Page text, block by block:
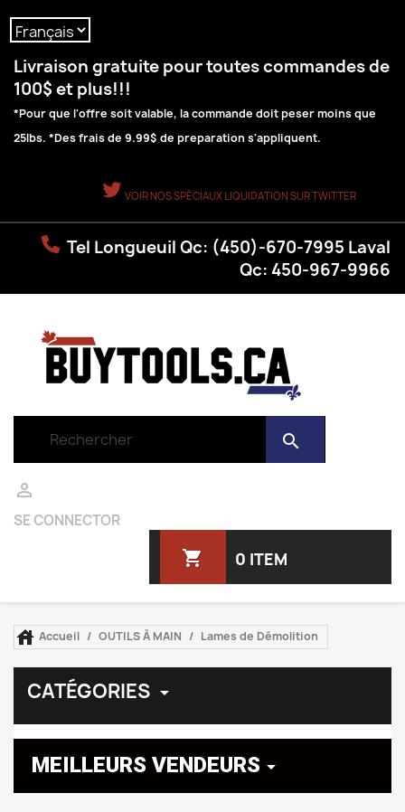
Livraison gratuite pour toutes commandes de
100$ et plus!!!
*Pour que l'offre soit valable, la commande doit peser moins que
25lbs. *Des frais de 9.99$ de preparation s'appliquent.
VOIR NOS SPÉCIAUX LIQUIDATION SUR TWITTER
Tel Longueuil Qc: (450)-670-7995 Laval
Qc: 450-967-9966
search

SE CONNECTOR
shopping_cart 0 ITEM
 Accueil OUTILS À MAIN Lames de Démolition
CATÉGORIES 
MEILLEURS VENDEURS 